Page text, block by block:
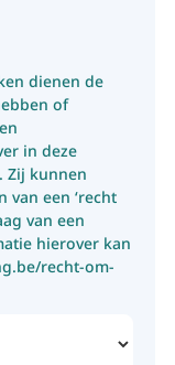
dienen de
of
in deze
Zij kunnen
van een ‘recht
van een
hierover kan
recht-om-